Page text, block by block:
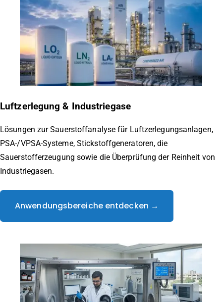
Luftzerlegung & Industriegase
Lösungen zur Sauerstoffanalyse für Luftzerlegungsanlagen,
PSA-/VPSA-Systeme, Stickstoffgeneratoren, die
Sauerstofferzeugung sowie die Überprüfung der Reinheit von
Industriegasen.
Anwendungsbereiche entdecken →